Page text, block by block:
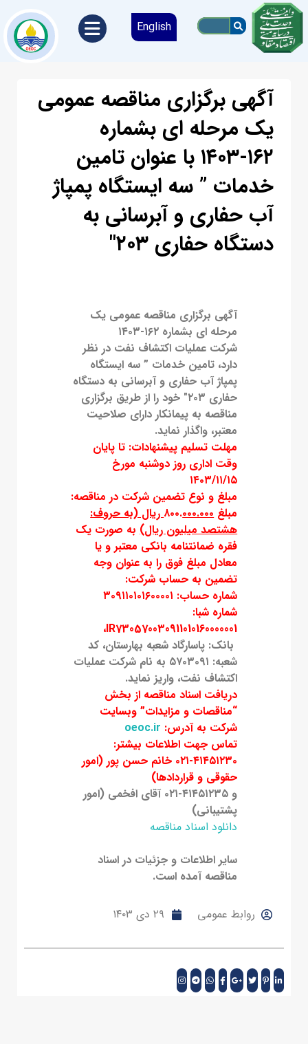
English
آگهی برگزاری مناقصه عمومی
یک مرحله ای بشماره
۱۶۲-۱۴۰۳ با عنوان تامین
خدمات ” سه ایستگاه پمپاژ
آب حفاری و آبرسانی به
دستگاه حفاری ۲۰۳″
آگهی برگزاری مناقصه عمومی یک
مرحله ای بشماره ۱۶۲-۱۴۰۳
شرکت عملیات اکتشاف نفت در نظر
دارد، تامین خدمات ” سه ایستگاه
پمپاژ آب حفاری و آبرسانی به دستگاه
حفاری ۲۰۳″ خود را از طریق برگزاری
مناقصه به پیمانکار دارای صلاحیت
معتبر، واگذار نماید.
مهلت تسلیم پیشنهادات: تا پایان
وقت اداری روز دوشنبه مورخ
۱۴۰۳/۱۱/۱۵
مبلغ و نوع تضمین شرکت در مناقصه:
مبلغ ۸۰۰.
۰۰۰.۰۰۰ ریال (به حروف:
هشتصد میلیون ریال)به صورت يك
فقره ضمانتنامه بانکی معتبر و یا
معادل مبلغ فوق را به عنوان وجه
تضمین به حساب شرکت:
شماره حساب: ۳۰۹۱۱۰۱۰۱۶۰۰۰۰۱
شماره شبا:
IR730570030911010160000001،
بانک: پاسارگاد شعبه بهارستان، کد
شعبه: ۵۷۰۳۰۹۱ به نام شرکت عملیات
اکتشاف نفت، واریز نماید.
دریافت اسناد مناقصه از بخش
“مناقصات و مزایدات” وبسایت
شرکت به آدرس: oeoc.ir
تماس جهت اطلاعات بیشتر:
۴۱۴۵۱۲۳۰-۰۲۱ خانم حسن پور (امور
حقوقی و قراردادها)
و ۴۱۴۵۱۲۳۵-۰۲۱ آقای افخمی (امور
پشتیبانی)
دانلود اسناد مناقصه
سایر اطلاعات و جزئیات در اسناد
مناقصه آمده است.
روابط عمومی ۲۹ دی ۱۴۰۳